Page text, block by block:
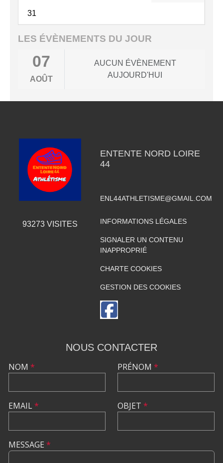
31
LES ÉVÈNEMENTS DU JOUR
07
AOÛT
AUCUN ÉVÈNEMENT
AUJOURD'HUI
93273VISITES
ENTENTE NORD LOIRE
44
ENL44ATHLETISME@GMAIL.COM
INFORMATIONS LÉGALES
SIGNALER UN CONTENU
INAPPROPRIÉ
CHARTE COOKIES
GESTION DES COOKIES
NOUS CONTACTER
NOM *
EMAIL*
PRÉNOM *
OBJET *
MESSAGE *